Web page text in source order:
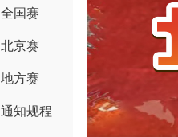
全国赛
北京赛
地方赛
通知规程